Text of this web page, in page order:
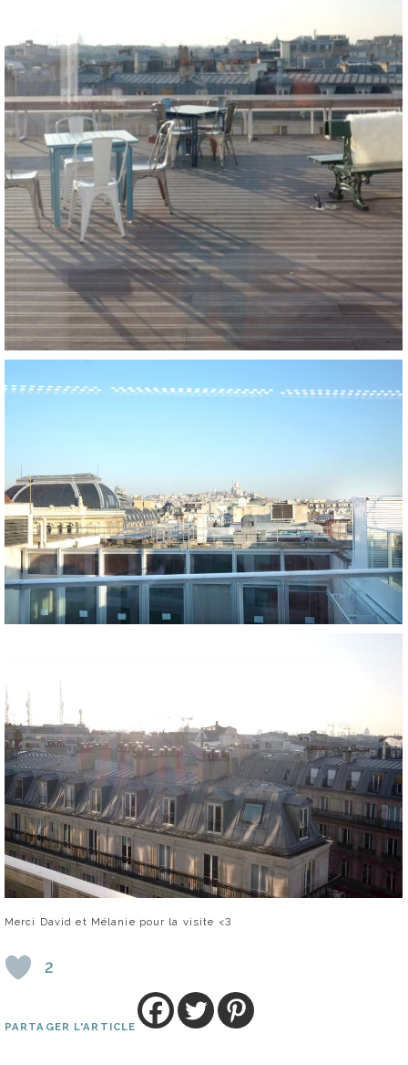
Merci David et Mélanie pour la visite <3
2
PARTAGER L'ARTICLE